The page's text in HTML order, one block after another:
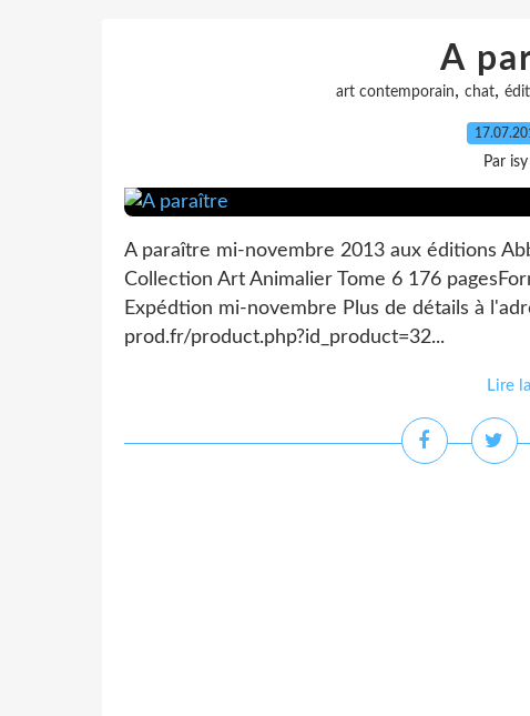
A
art contemporain, chat,
Par
A paraître mi-novembre 2013 aux éditions
Collection Art Animalier Tome 6 176
Expédtion mi-novembre Plus de détails à
prod.fr/product.php?id_product=32...
Lire